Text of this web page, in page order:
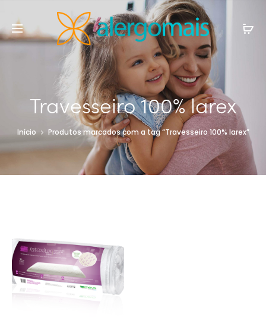
Travesseiro 100% larex
Início Produtos marcados com a tag “Travesseiro 100% larex”